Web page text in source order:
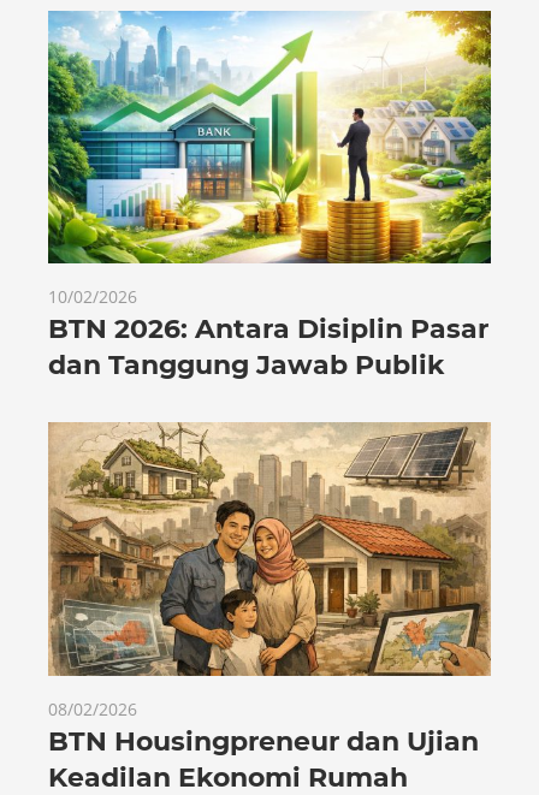
10/02/2026
BTN 2026: Antara Disiplin Pasar
dan Tanggung Jawab Publik
08/02/2026
BTN Housingpreneur dan Ujian
Keadilan Ekonomi Rumah